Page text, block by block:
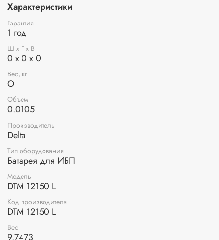
Характеристики
Гарантия
1 год
Ш х Г х В
0 x 0 x 0
Вес, кг
O
Объем
0.0105
Производитель
Delta
Тип оборудования
Батарея для ИБП
Модель
DTM 12150 L
Код производителя
DTM 12150 L
Вес
9.7473